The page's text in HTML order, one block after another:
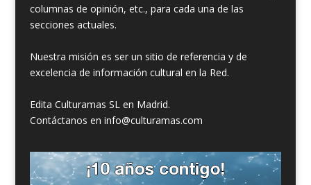
columnas de opinión, etc., para cada una de las
secciones actuales.
Nuestra misión es ser un sitio de referencia y de
excelencia de información cultural en la Red.
Edita Culturamas SL en Madrid.
Contáctanos en info@culturamas.com